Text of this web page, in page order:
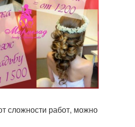
сложности работ, можно